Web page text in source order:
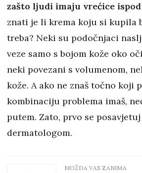
zašto ljudi imaju vrećice
znati je li krema koju si kupila
treba? Neki su podočnjaci
veze samo s bojom kože oko
neki povezani s volumenom,
kože. A ako ne znaš točno koji
kombinaciju problema imaš,
putem. Zato, prvo se posavjetuj
dermatologom.
MOŽDA VAS ZANIMA